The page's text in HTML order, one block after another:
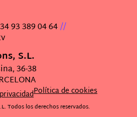
93 389 04 64//
S.L.
36-38
Política de cookies
Todos los derechos reservados.